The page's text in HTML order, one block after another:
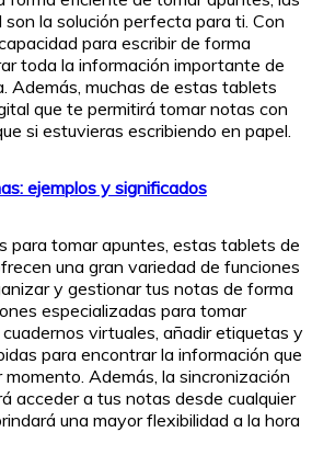
la solución perfecta para ti. Con
para escribir de forma
toda la información importante de
Además, muchas de estas tablets
que te permitirá tomar notas con
si estuvieras escribiendo en papel.
ejemplos y significados
para tomar apuntes, estas tablets de
una gran variedad de funciones
y gestionar tus notas de forma
especializadas para tomar
virtuales, añadir etiquetas y
para encontrar la información que
Además, la sincronización
acceder a tus notas desde cualquier
una mayor flexibilidad a la hora